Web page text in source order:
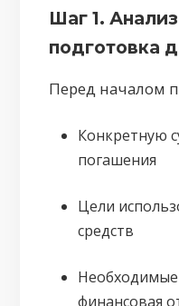
Шаг 1.
подготовка
Перед началом
Конкретную
погашения
Цели
средств
финансовая